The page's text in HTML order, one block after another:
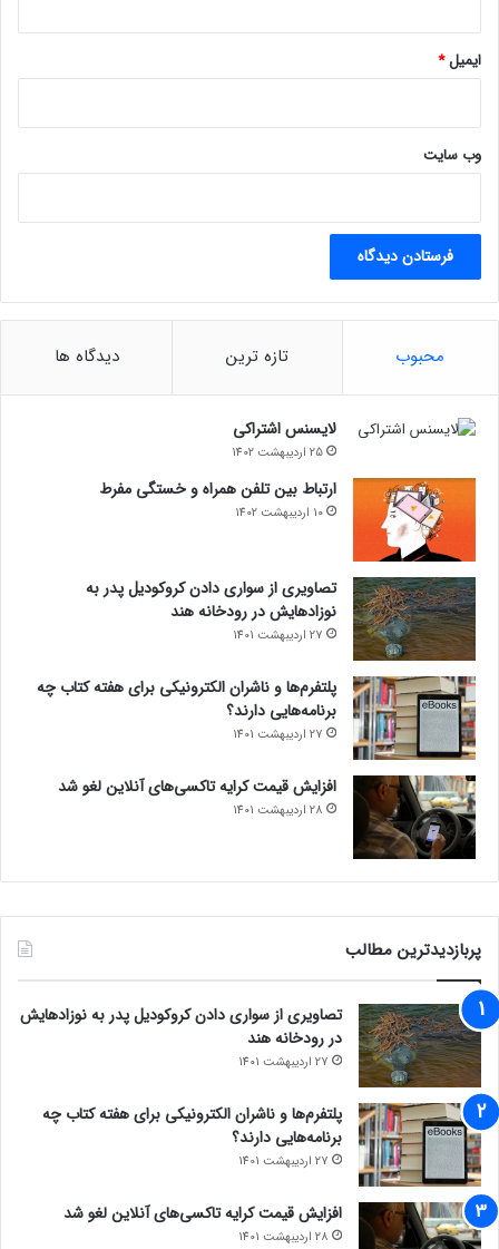
ایمیل*
وب‌ سایت
محبوب تازه ترین دیدگاه ها
لایسنس اشتراکی
25 اردیبهشت 1402
ارتباط بین تلفن همراه و خستگی مفرط
10 اردیبهشت 1402
تصاویری از سواری دادن کروکودیل پدر به
نوزادهایش در رودخانه هند
27 اردیبهشت 1401
پلتفرم‌ها و ناشران الکترونیکی برای هفته کتاب چه
برنامه‌هایی دارند؟
27 اردیبهشت 1401
افزایش قیمت کرایه تاکسی‌های آنلاین لغو شد
28 اردیبهشت 1401
پربازدیدترین مطالب
تصاویری از سواری دادن کروکودیل پدر به نوزادهایش
در رودخانه هند
27 اردیبهشت 1401
پلتفرم‌ها و ناشران الکترونیکی برای هفته کتاب چه
برنامه‌هایی دارند؟
27 اردیبهشت 1401
افزایش قیمت کرایه تاکسی‌های آنلاین لغو شد
28 اردیبهشت 1401